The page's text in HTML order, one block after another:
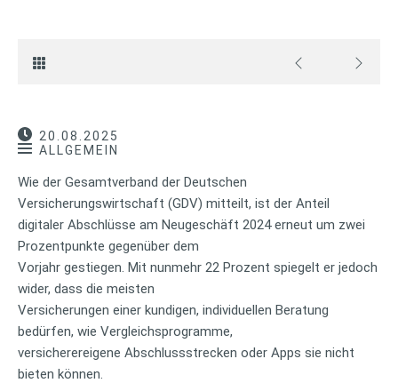
20.08.2025
ALLGEMEIN
Wie der Gesamtverband der Deutschen
Versicherungswirtschaft (GDV) mitteilt, ist der Anteil
digitaler Abschlüsse am Neugeschäft 2024 erneut um zwei
Prozentpunkte gegenüber dem
Vorjahr gestiegen. Mit nunmehr 22 Prozent spiegelt er jedoch
wider, dass die meisten
Versicherungen einer kundigen, individuellen Beratung
bedürfen, wie Vergleichsprogramme,
versicherereigene Abschlussstrecken oder Apps sie nicht
bieten können.